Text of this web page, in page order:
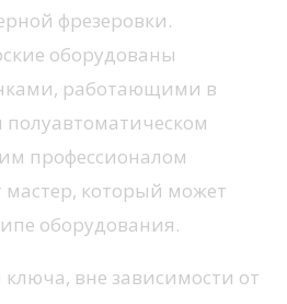
фрезеровки.
оборудованы
работающими в
профессионалом
мастер, который может
оборудования.
вне зависимости от